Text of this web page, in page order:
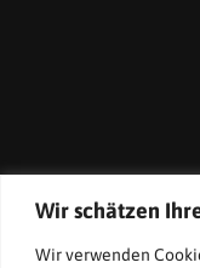
Wir schätzen
Wir verwenden